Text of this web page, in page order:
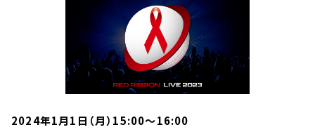
2024年1月1日（月）15:00～16:00